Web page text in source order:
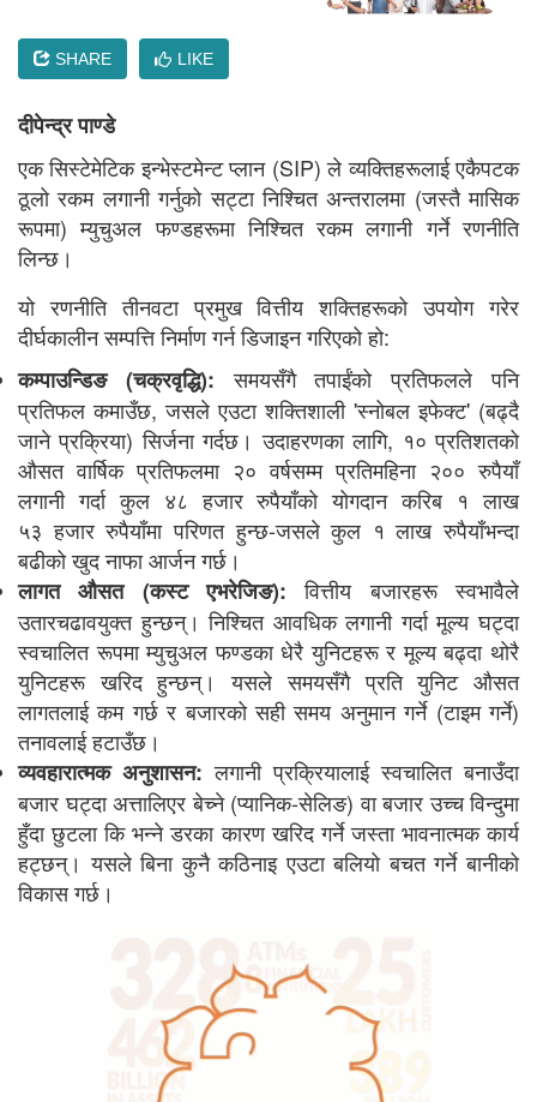
SHARE LIKE
दीपेन्द्र पाण्डे
एक सिस्टेमेटिक इन्भेस्टमेन्ट प्लान (SIP) ले व्यक्तिहरूलाई एकैपटक
ठूलो रकम लगानी गर्नुको सट्टा निश्चित अन्तरालमा (जस्तै मासिक
रूपमा) म्युचुअल फण्डहरूमा निश्चित रकम लगानी गर्ने रणनीति
लिन्छ।
यो रणनीति तीनवटा प्रमुख वित्तीय शक्तिहरूको उपयोग गरेर
दीर्घकालीन सम्पत्ति निर्माण गर्न डिजाइन गरिएको हो:
कम्पाउन्डिङ (चक्रवृद्धि): समयसँगै तपाईंको प्रतिफलले पनि
प्रतिफल कमाउँछ, जसले एउटा शक्तिशाली 'स्नोबल इफेक्ट' (बढ्दै
जाने प्रक्रिया) सिर्जना गर्दछ। उदाहरणका लागि, १० प्रतिशतको
औसत वार्षिक प्रतिफलमा २० वर्षसम्म प्रतिमहिना २०० रुपैयाँ
लगानी गर्दा कुल ४८ हजार रुपैयाँको योगदान करिब १ लाख
५३ हजार रुपैयाँमा परिणत हुन्छ-जसले कुल १ लाख रुपैयाँभन्दा
बढीको खुद नाफा आर्जन गर्छ।
लागत औसत (कस्ट एभरेजिङ): वित्तीय बजारहरू स्वभावैले
उतारचढावयुक्त हुन्छन्। निश्चित आवधिक लगानी गर्दा मूल्य घट्दा
स्वचालित रूपमा म्युचुअल फण्डका धेरै युनिटहरू र मूल्य बढ्दा थोरै
युनिटहरू खरिद हुन्छन्। यसले समयसँगै प्रति युनिट औसत
लागतलाई कम गर्छ र बजारको सही समय अनुमान गर्ने (टाइम गर्ने)
तनावलाई हटाउँछ।
व्यवहारात्मक अनुशासन: लगानी प्रक्रियालाई स्वचालित बनाउँदा
बजार घट्दा अत्तालिएर बेच्ने (प्यानिक-सेलिङ) वा बजार उच्च विन्दुमा
हुँदा छुटला कि भन्ने डरका कारण खरिद गर्ने जस्ता भावनात्मक कार्य
हट्छन्। यसले बिना कुनै कठिनाइ एउटा बलियो बचत गर्ने बानीको
विकास गर्छ।